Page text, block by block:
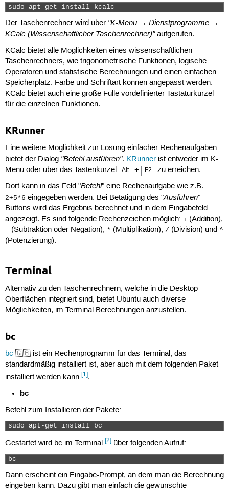
sudo apt-get install kcalc
Der Taschenrechner wird über "K-Menü → Dienstprogramme →
KCalc (Wissenschaftlicher Taschenrechner)"aufgerufen.
KCalc bietet alle Möglichkeiten eines wissenschaftlichen
Taschenrechners, wie trigonometrische Funktionen, logische
Operatoren und statistische Berechnungen und einen einfachen
Speicherplatz. Farbe und Schriftart können angepasst werden.
KCalc bietet auch eine große Fülle vordefinierter Tastaturkürzel
für die einzelnen Funktionen.
KRunner
Eine weitere Möglichkeit zur Lösung einfacher Rechenaufgaben
bietet der Dialog "Befehl ausführen". KRunnerist entweder im K-
Menü oder über das Tastenkürzel
Alt + F2
zu erreichen.
Dort kann in das Feld "Befehl" eine Rechenaufgabe wie z.B.
2+5*6 eingegeben werden. Bei Betätigung des "Ausführen"-
Buttons wird das Ergebnis berechnet und in dem Eingabefeld
angezeigt. Es sind folgende Rechenzeichen möglich: + (Addition),
- (Subtraktion oder Negation), * (Multiplikation), / (Division) und ^
(Potenzierung).
Terminal
Alternativ zu den Taschenrechnern, welche in die Desktop-
Oberflächen integriert sind, bietet Ubuntu auch diverse
Möglichkeiten, im Terminal Berechnungen anzustellen.
bc
bc 🇬🇧 ist ein Rechenprogramm für das Terminal, das
standardmäßig installiert ist, aber auch mit dem folgenden Paket
installiert werden kann [1].
bc
Befehl zum Installieren der Pakete:
sudo apt-get install bc
Gestartet wird bc im Terminal [2]über folgenden Aufruf:
bc
Dann erscheint ein Eingabe-Prompt, an dem man die Berechnung
eingeben kann. Dazu gibt man einfach die gewünschte